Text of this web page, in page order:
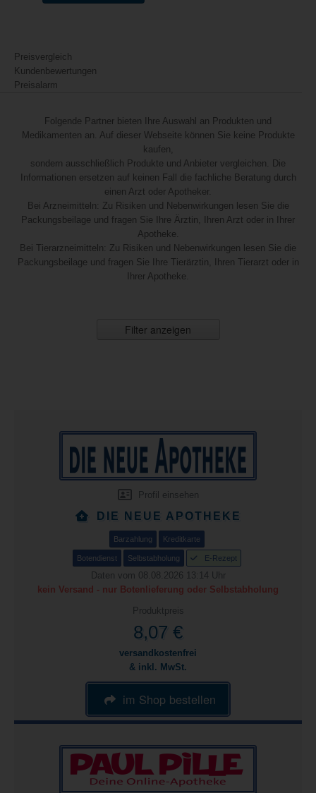
Preisvergleich
Kundenbewertungen
Preisalarm
Folgende Partner bieten Ihre Auswahl an Produkten und
Medikamenten an. Auf dieser Webseite können Sie keine Produkte
kaufen,
sondern ausschließlich Produkte und Anbieter vergleichen. Die
Informationen ersetzen auf keinen Fall die fachliche Beratung durch
einen Arzt oder Apotheker.
Bei Arzneimitteln: Zu Risiken und Nebenwirkungen lesen Sie die
Packungsbeilage und fragen Sie Ihre Ärztin, Ihren Arzt oder in Ihrer
Apotheke.
Bei Tierarzneimitteln: Zu Risiken und Nebenwirkungen lesen Sie die
Packungsbeilage und fragen Sie Ihre Tierärztin, Ihren Tierarzt oder in
Ihrer Apotheke.
Filter anzeigen
Profil einsehen
DIE NEUE APOTHEKE
Barzahlung Kreditkarte
Botendienst Selbstabholung E-Rezept
Daten vom 08.08.2026 13:14 Uhr
kein Versand - nur Botenlieferung oder Selbstabholung
Produktpreis
8,07 €
versandkostenfrei
& inkl. MwSt.
im Shop bestellen